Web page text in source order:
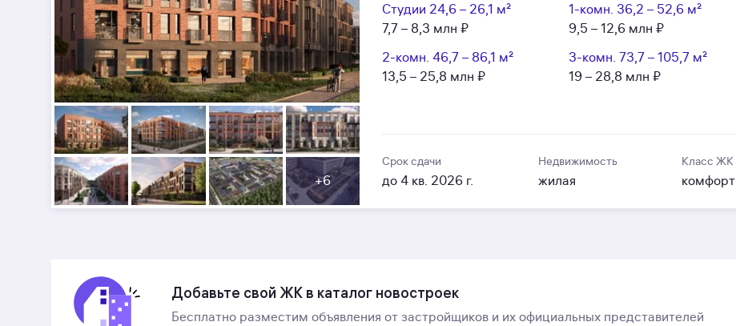
+6
Студии 24,6 – 26,1 м²
7,7 – 8,3 млн ₽
1-комн. 36,2 – 52,6 м²
9,5 – 12,6 млн ₽
2-комн. 46,7 – 86,1 м²
13,5 – 25,8 млн ₽
3-комн. 73,7 – 105,7 м²
19 – 28,8 млн ₽
Срок сдачи
до 4 кв. 2026 г.
Недвижимость
жилая
Класс ЖК
комфорт
Добавьте свой ЖК в каталог новостроек
Бесплатно разместим объявления от застройщиков и их официальных представителей